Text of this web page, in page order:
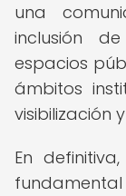
una
inclusión
espacios
ámbitos
visibilización
En